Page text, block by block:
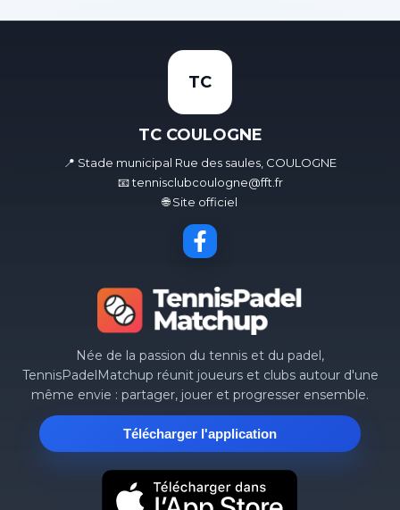
TC
TC COULOGNE
📍 Stade municipal Rue des saules, COULOGNE
📧 tennisclubcoulogne@fft.fr
🌐 Site officiel
Née de la passion du tennis et du padel,
TennisPadelMatchup réunit joueurs et clubs autour d'une
même envie : partager, jouer et progresser ensemble.
Télécharger l'application